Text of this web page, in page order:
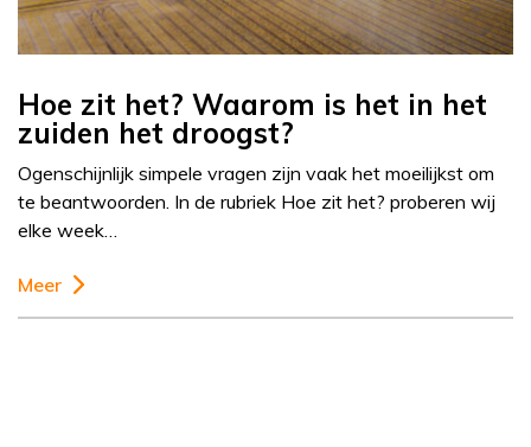
Hoe zit het? Waarom is het in het
zuiden het droogst?
Ogenschijnlijk simpele vragen zijn vaak het moeilijkst om
te beantwoorden. In de rubriek Hoe zit het? proberen wij
elke week…
Meer